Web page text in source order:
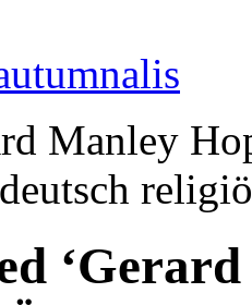
Manley